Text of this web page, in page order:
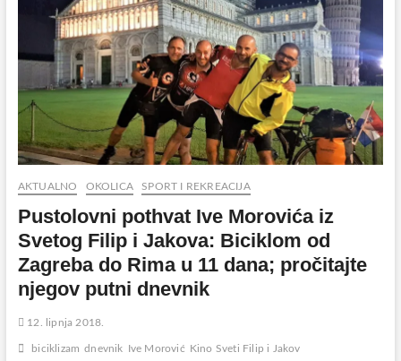
AKTUALNO OKOLICA SPORT I REKREACIJA
Pustolovni pothvat Ive Morovića iz
Svetog Filip i Jakova: Biciklom od
Zagreba do Rima u 11 dana; pročitajte
njegov putni dnevnik
12. lipnja 2018.
biciklizam dnevnik Ive Morović Kino Sveti Filip i Jakov